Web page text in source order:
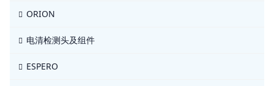
ORION
电清检测头及组件
ESPERO